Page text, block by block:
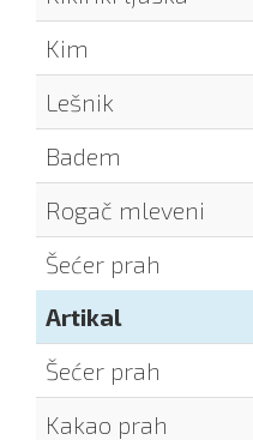
Kim
Lešnik
Badem
Rogač mleveni
Šećer prah
Artikal
Šećer prah
Kakao prah